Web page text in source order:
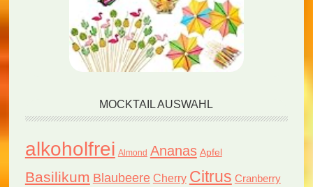
MOCKTAIL AUSWAHL
alkoholfrei Almond Ananas Apfel
Basilikum Blaubeere Cherry Citrus Cranberry